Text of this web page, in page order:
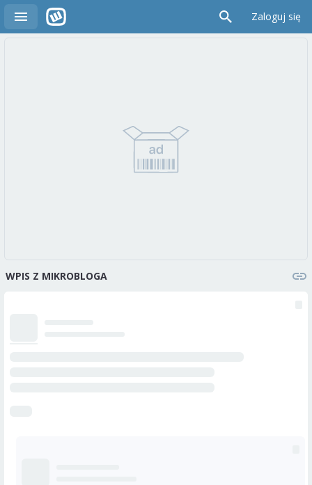
Zaloguj się
WPIS Z MIKROBLOGA